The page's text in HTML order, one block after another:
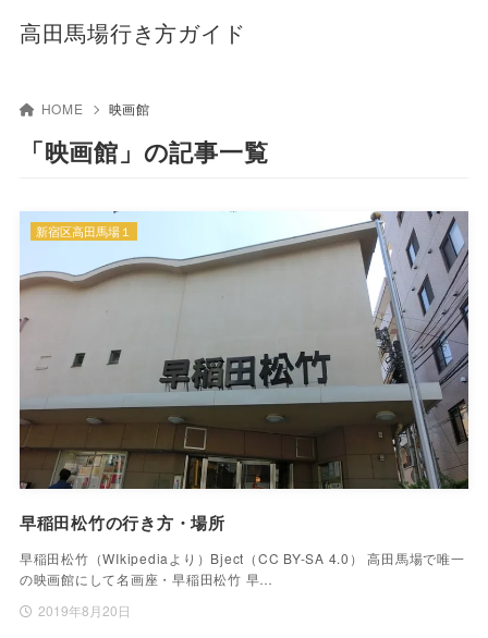
高田馬場行き方ガイド
HOME 映画館
「映画館」の記事一覧
早稲田松竹の行き方・場所
早稲田松竹（WIkipediaより）Bject（CC BY-SA 4.0） 高田馬場で唯一
の映画館にして名画座・早稲田松竹 早…
2019年8月20日
新宿区高田馬場１